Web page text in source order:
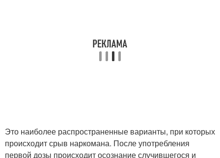
Это наиболее распространенные варианты, при которых
происходит срыв наркомана. После употребления
первой дозы происходит осознание случившегося и